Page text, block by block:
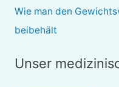
Wie man den
beibehält
Unser